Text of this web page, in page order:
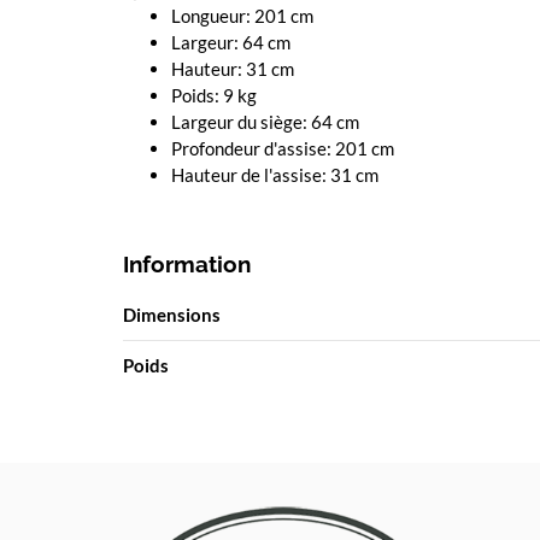
Longueur: 201 cm
Largeur: 64 cm
Hauteur: 31 cm
Poids: 9 kg
Largeur du siège: 64 cm
Profondeur d'assise: 201 cm
Hauteur de l'assise: 31 cm
Information
Dimensions
Poids